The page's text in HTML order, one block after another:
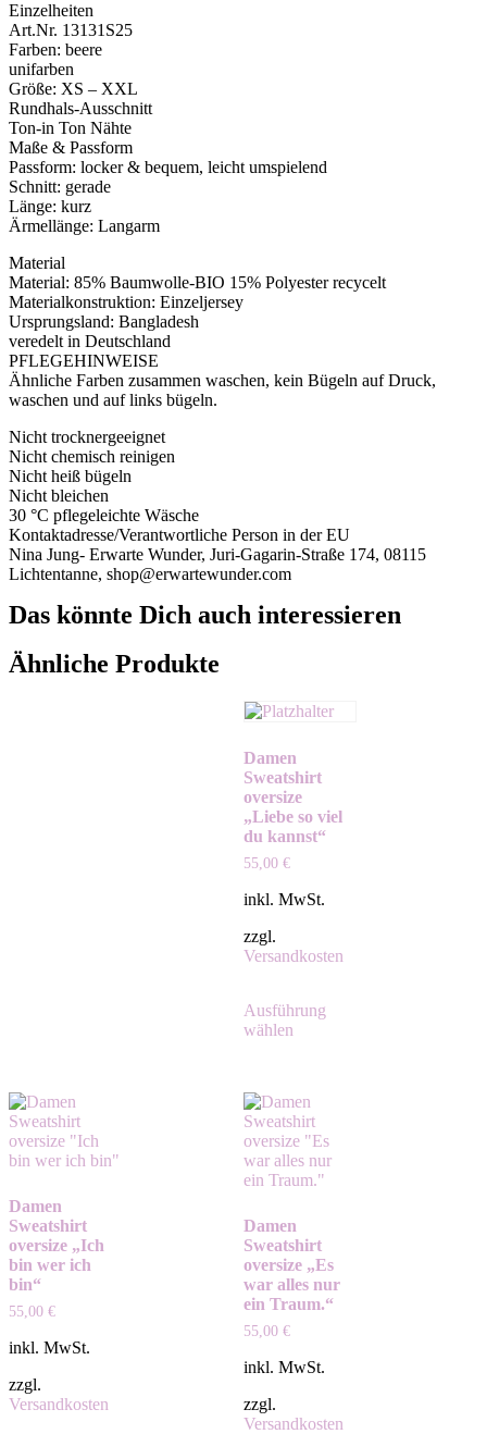
Einzelheiten
Art.Nr. 13131S25
Farben: beere
unifarben
Größe: XS – XXL
Rundhals-Ausschnitt
Ton-in Ton Nähte
Maße & Passform
Passform: locker & bequem, leicht umspielend
Schnitt: gerade
Länge: kurz
Ärmellänge: Langarm
Material
Material: 85% Baumwolle-BIO 15% Polyester recycelt
Materialkonstruktion: Einzeljersey
Ursprungsland: Bangladesh
veredelt in Deutschland
PFLEGEHINWEISE
Ähnliche Farben zusammen waschen, kein Bügeln auf Druck,
waschen und auf links bügeln.
Nicht trocknergeeignet
Nicht chemisch reinigen
Nicht heiß bügeln
Nicht bleichen
30 °C pflegeleichte Wäsche
Kontaktadresse/Verantwortliche Person in der EU
Nina Jung- Erwarte Wunder, Juri-Gagarin-Straße 174, 08115
Lichtentanne, shop@erwartewunder.com
Das könnte Dich auch interessieren
Ähnliche Produkte
Damen
Sweatshirt
oversize
„Liebe so viel
du kannst“
55,00 €
inkl. MwSt.
zzgl.
Versandkosten
Ausführung
wählen
Damen
Sweatshirt
oversize „Ich
bin wer ich
bin“
55,00 €
inkl. MwSt.
zzgl.
Versandkosten
Damen
Sweatshirt
oversize „Es
war alles nur
ein Traum.“
55,00 €
inkl. MwSt.
zzgl.
Versandkosten